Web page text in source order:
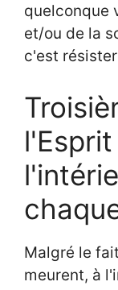
quelconque
et/ou de la
c'est
Malgré le
meurent, à